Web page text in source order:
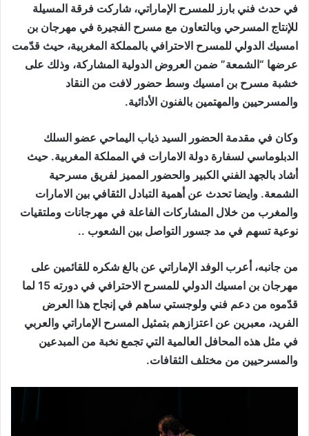
في حدث فني بارز للمسرح الإماراتي، شاركت فرقة المسيلة
للإنتاج المسرحي وبالتعاون مع مسرح الفجيرة في مهرجان بن
امسيك الدولي للمسرح الاحترافي بالمملكة المغربية، حيث قدّمت
عرضها “الشمعة” ضمن العروض الدولية المشاركة، وذلك على
خشبة مسرح بن امسيك وسط حضور لافت من النقاد
والمسرحيين والمهتمين بالفنون الأدائية.
وكان في مقدمة الحضور السيد ذياب اليماحي عضو السلك
الدبلوماسي لسفارة دولة الامارات في المملكة المغربية. حيث
أشاد بالجهد الفني الكبير والحضور المميز لفريق مسرحية
الشمعة. وايضا تحدث عن أهمية التبادل الثقافي بين الامارات
والمغرب من خلال المشاركات الفاعلة في مهرجانات وملتقيات
نوعية تسهم في مد جسور التواصل بين الشعوب ..
من جانبه، أعرب الوفد الإماراتي عن بالغ شكره للقائمين على
مهرجان بن امسيك الدولي للمسرح الاحترافي في دورته 15 لما
قدّموه من دعم فني ولوجستي ساهم في إنجاح هذا العرض
الفريد، معبرين عن اعتزازهم بتمثيل المسرح الإماراتي والعربي
في مثل هذه المحافل العالمية التي تجمع نخبة من المبدعين
والمسرحيين من مختلف الثقافات.